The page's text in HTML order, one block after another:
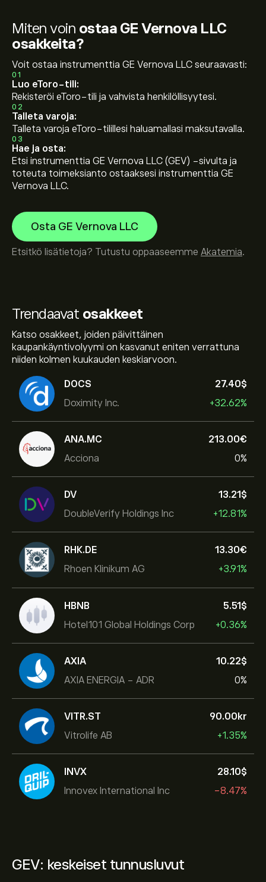
Trendaavat osakkeet
Katso osakkeet, joiden päivittäinen
kaupankäyntivolyymi on kasvanut eniten verrattuna
niiden kolmen kuukauden keskiarvoon.
DOCS
Doximity Inc.
27.40‎$‎
+32.62%
ANA.MC
Acciona
213.00‎€‎
0%
DV
DoubleVerify Holdings Inc
13.21‎$‎
+12.81%
RHK.DE
Rhoen Klinikum AG
13.30‎€‎
+3.91%
HBNB
Hotel101 Global Holdings Corp
5.51‎$‎
+0.36%
AXIA
AXIA ENERGIA - ADR
10.22‎$‎
0%
VITR.ST
Vitrolife AB
90.00‎kr‎
+1.35%
INVX
Innovex International Inc
28.10‎$‎
-8.47%
GEV: keskeiset tunnusluvut
Miten voin ostaa GE Vernova LLC
osakkeita?
Voit ostaa instrumenttia GE Vernova LLC seuraavasti:
01
Luo eToro-tili:
Rekisteröi eToro-tili ja vahvista henkilöllisyytesi.
02
Talleta varoja:
Talleta varoja eToro-tilillesi haluamallasi maksutavalla.
03
Hae ja osta:
Etsi instrumenttia GE Vernova LLC (GEV) -sivulta ja
toteuta toimeksianto ostaaksesi instrumenttia GE
Vernova LLC.
Osta GE Vernova LLC
Etsitkö lisätietoja? Tutustu oppaaseemme Akatemia.